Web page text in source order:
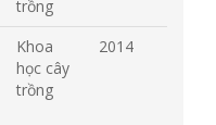
trồng
Khoa
học cây
trồng
2014